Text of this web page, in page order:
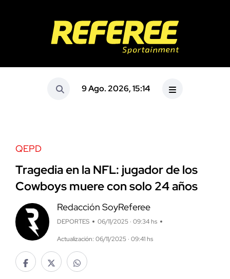
9 Ago. 2026, 15:14
QEPD
Tragedia en la NFL: jugador de los
Cowboys muere con solo 24 años
Redacción SoyReferee
DEPORTES 06/11/2025 · 09:34 hs
Actualización: 06/11/2025 · 09:41 hs